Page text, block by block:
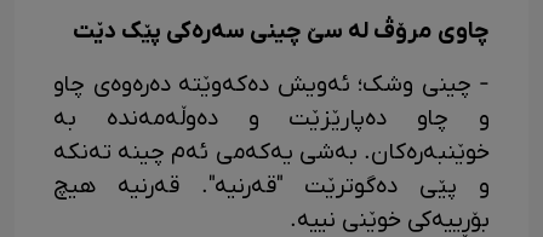
چاوی ​​مرۆڤ لە سێ چینی سەرەکی پێک دێت
- چینی وشک؛ ئەویش دەکەوێتە دەرەوەی چاو
و چاو دەپارێزێت و دەوڵەمەندە بە
خوێنبەرەکان. بەشی یەکەمی ئەم چینە تەنکە
و پێی دەگوترێت "قەرنیە". قەرنیە هیچ
بۆڕییەکی خوێنی نییە.